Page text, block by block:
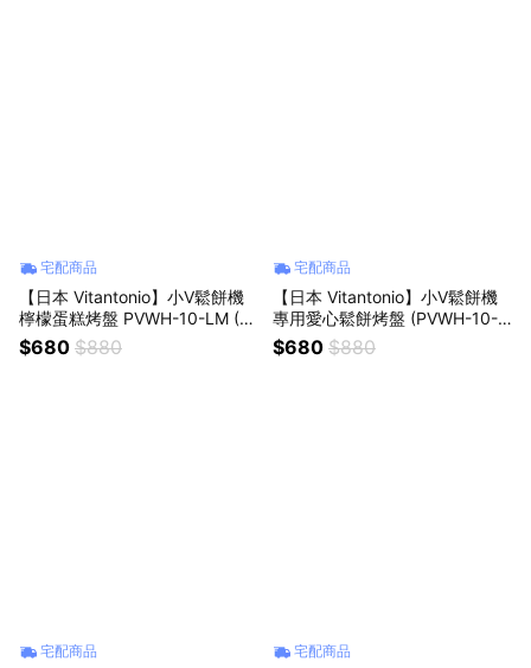
宅配商品
【日本 Vitantonio】小V鬆餅機
檸檬蛋糕烤盤 PVWH-10-LM (V
WH-600B鬆餅機適用)
$680 $880
宅配商品
【日本 Vitantonio】小V鬆餅機
專用愛心鬆餅烤盤 (PVWH-10-H
W)
$680 $880
宅配商品 宅配商品